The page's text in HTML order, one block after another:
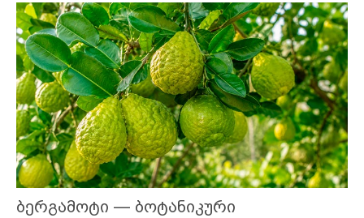
ბერგამოტი — ბოტანიკური